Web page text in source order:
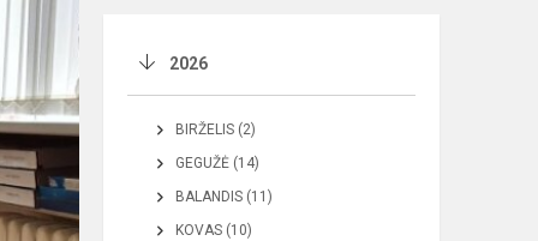
2026
BIRŽELIS (2)
GEGUŽĖ (14)
BALANDIS (11)
KOVAS (10)